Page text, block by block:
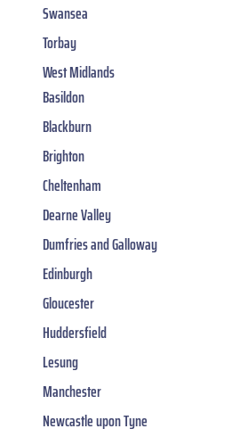
Swansea
Torbay
West Midlands
Basildon
Blackburn
Brighton
Cheltenham
Dearne Valley
Dumfries and Galloway
Edinburgh
Gloucester
Huddersfield
Lesung
Manchester
Newcastle upon Tyne